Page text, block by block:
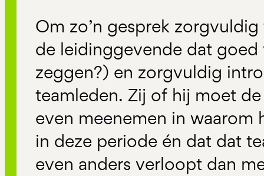
Om zo’n gesprek
de leidinggevende dat
zeggen?) en zorgvuldig
teamleden. Zij of hij moet
even meenemen in
in deze periode én dat dat
even anders verloopt dan